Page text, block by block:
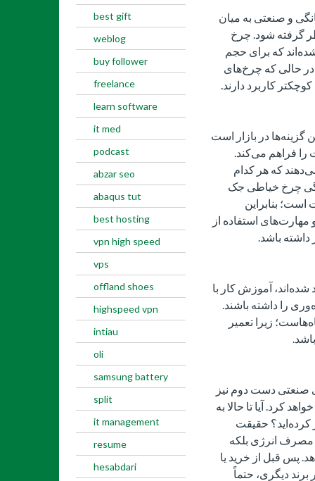
best gift
weblog
buy follower
freelance
learn software
it med
podcast
abzar seo
abaqus tut
best hosting
vpn high speed
vps
offland shoes
highspeed vpn
intiau
oli
samsung battery
split
it management
resume
hesabdari
و صنعتی به میان
گرفته شود. چرخ
که برای حجم
در حالی که چرخ‌های
کاربرد دارند.
در بازار است
را فراهم می‌کند.
که هر کدام
چرخ خیاطی جک
بنابراین
استفاده از
داشته باشد.
شده‌اند، آموزش کار با
را داشته باشند.
زیرا تعمیر
صنعتی دست دوم نیز
کرد. آیا تا حالا به
کرده‌اید؟ حقیقت
مصرف انرژی بلکه
پس قبل از خرید یا
دیگری، حتماً